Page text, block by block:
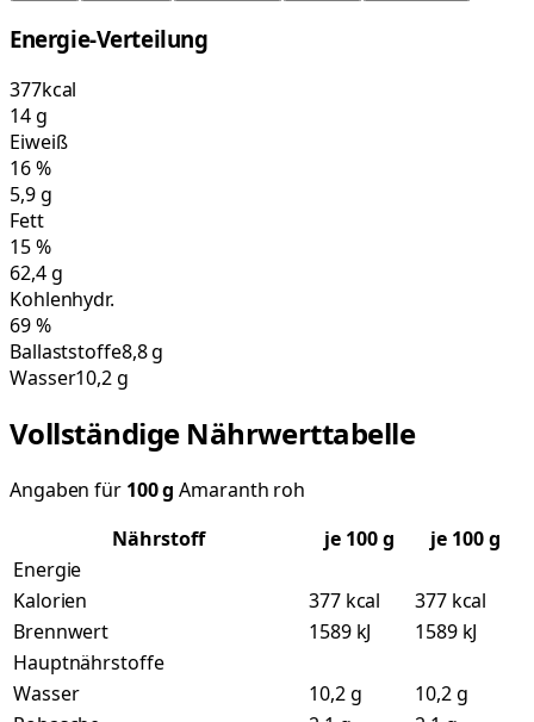
Energie-Verteilung
377kcal
14g
Eiweiß
16%
5,9g
Fett
15%
62,4g
Kohlenhydr.
69%
Ballaststoffe8,8 g
Wasser10,2 g
Vollständige Nährwerttabelle
Angaben für 100g Amaranth roh
Nährstoff
je 100g
je 100 g
Energie
Kalorien
377 kcal
377 kcal
Brennwert
1589 kJ
1589 kJ
Hauptnährstoffe
Wasser
10,2 g
10,2 g